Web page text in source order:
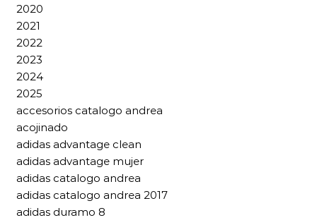
2020
2021
2022
2023
2024
2025
accesorios catalogo andrea
acojinado
adidas advantage clean
adidas advantage mujer
adidas catalogo andrea
adidas catalogo andrea 2017
adidas duramo 8